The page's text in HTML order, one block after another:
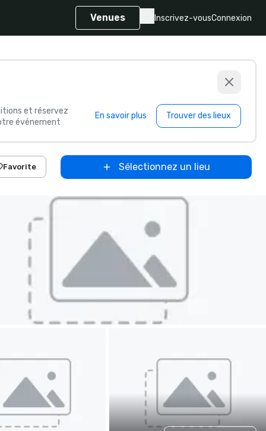
Venues Inscrivez-vousConnexion
et réservez
événement
En savoir plus Trouver des lieux
Favorite Sélectionnez un lieu